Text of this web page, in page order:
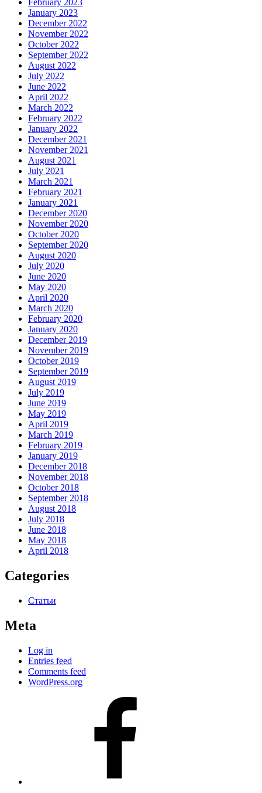
February 2023
January 2023
December 2022
November 2022
October 2022
September 2022
August 2022
July 2022
June 2022
April 2022
March 2022
February 2022
January 2022
December 2021
November 2021
August 2021
July 2021
March 2021
February 2021
January 2021
December 2020
November 2020
October 2020
September 2020
August 2020
July 2020
June 2020
May 2020
April 2020
March 2020
February 2020
January 2020
December 2019
November 2019
October 2019
September 2019
August 2019
July 2019
June 2019
May 2019
April 2019
March 2019
February 2019
January 2019
December 2018
November 2018
October 2018
September 2018
August 2018
July 2018
June 2018
May 2018
April 2018
Categories
Статьи
Meta
Log in
Entries feed
Comments feed
WordPress.org